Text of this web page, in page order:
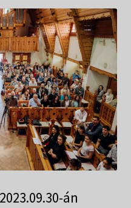
child
menu
Expand
child
menu
án